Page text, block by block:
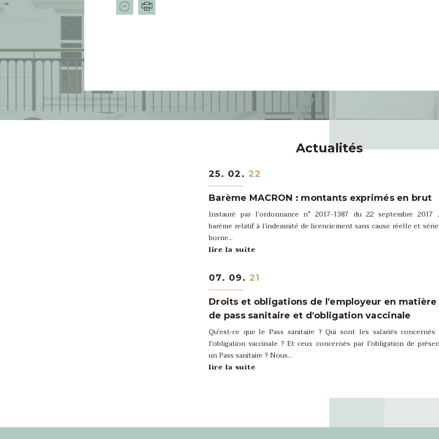
Actualités
25. 02. 22
Barème MACRON : montants exprimés en brut
Instauré par l’ordonnance n° 2017-1387 du 22 septembre 2017
barème relatif à l’indemnité de licenciement sans cause réelle et
borne...
lire la suite
07. 09. 21
Droits et obligations de l'employeur en matière
de pass sanitaire et d'obligation vaccinale
Qu'est-ce que le Pass sanitaire ? Qui sont les salariés concernés
l'obligation vaccinale ? Et ceux concernés par l'obligation de
un Pass sanitaire ? Nous...
lire la suite